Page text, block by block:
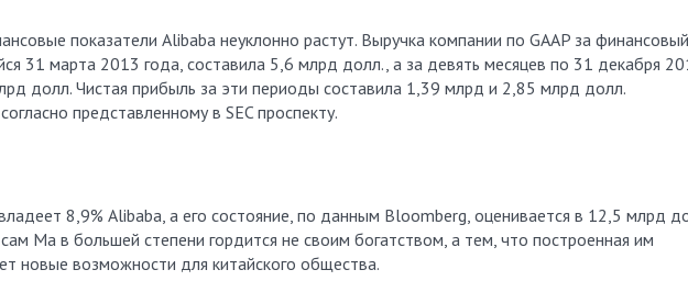
показатели Alibaba неуклонно растут. Выручка компании по GAAP за финансовый
31 марта 2013 года, составила 5,6 млрд долл., а за девять месяцев по 31 декабря
долл. Чистая прибыль за эти периоды составила 1,39 млрд и 2,85 млрд долл.
представленному в SEC проспекту.
8,9% Alibaba, а его состояние, по данным Bloomberg, оценивается в 12,5 млрд
Ма в большей степени гордится не своим богатством, а тем, что построенная им
новые возможности для китайского общества.